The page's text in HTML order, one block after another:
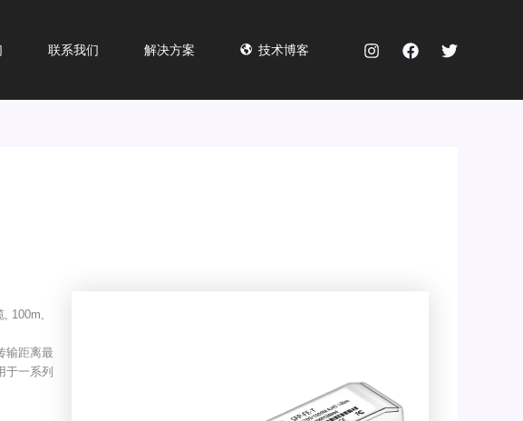
联系我们 解决方案 技术博客
, 100m,
输距离最
于一系列